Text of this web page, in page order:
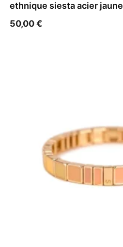
ethnique siesta acier jaune
50,00€